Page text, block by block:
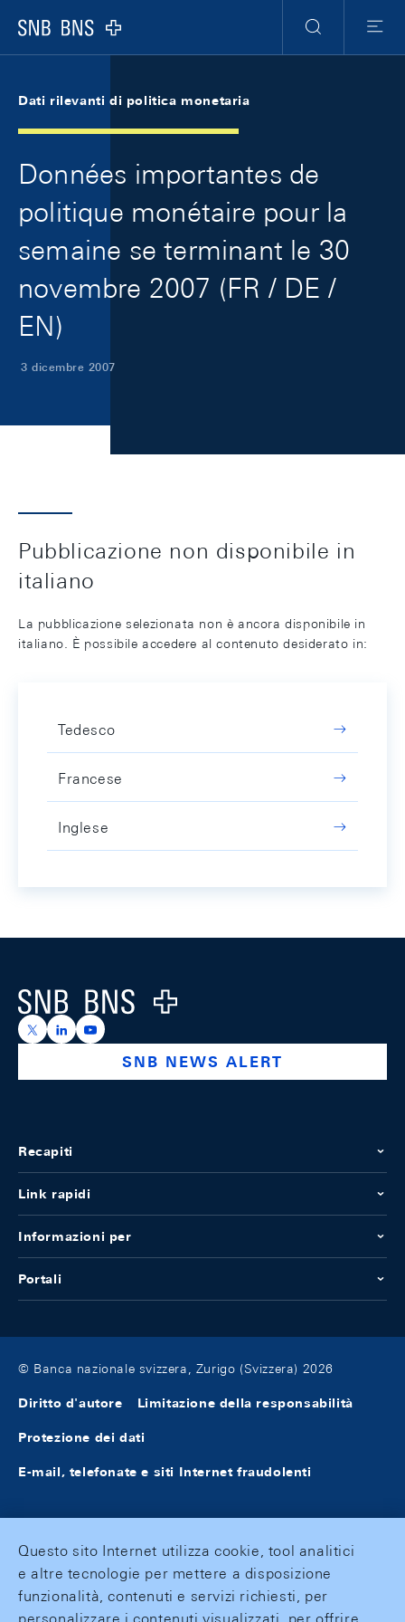
Logo
Ricerca
Menu
Dati rilevanti di politica monetaria
Données importantes de
politique monétaire pour la
semaine se terminant le 30
novembre 2007 (FR / DE /
EN)
3 dicembre 2007
Pubblicazione non disponibile in
italiano
La pubblicazione selezionata non è ancora disponibile in
italiano. È possibile accedere al contenuto desiderato in:
Tedesco
Francese
Inglese
Logo
https://x.com/snb_bns
https://ch.linkedin.com/company/swiss-national-
https://www.youtube.com/@swissnationalbank
SNB NEWS ALERT
Recapiti
Link rapidi
Informazioni per
Portali
© Banca nazionale svizzera, Zurigo (Svizzera) 2026
Diritto d'autore Limitazione della responsabilità
Protezione dei dati
E-mail, telefonate e siti Internet fraudolenti
Questo sito Internet utilizza cookie, tool analitici
e altre tecnologie per mettere a disposizione
funzionalità, contenuti e servizi richiesti, per